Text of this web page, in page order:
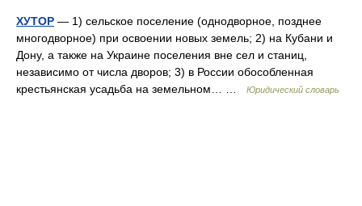
ХУТОР — 1) сельское поселение (однодворное, позднее
многодворное) при освоении новых земель; 2) на Кубани и
Дону, а также на Украине поселения вне сел и станиц,
независимо от числа дворов; 3) в России обособленная
крестьянская усадьба на земельном… …
Юридический словарь